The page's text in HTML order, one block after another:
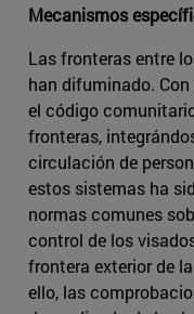
Mecanismos
Las fronteras entre
han difuminado.
el código
fronteras,
circulación de
estos sistemas ha
normas comunes
control de los
frontera exterior de
ello, las